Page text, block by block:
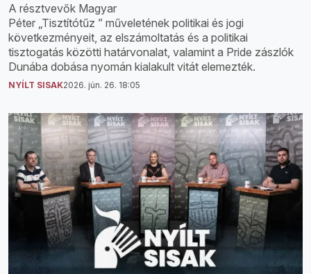
A résztvevők Magyar
Péter „Tisztítótűz ” műveletének politikai és jogi
következményeit, az elszámoltatás és a politikai
tisztogatás közötti határvonalat, valamint a Pride zászlók
Dunába dobása nyomán kialakult vitát elemezték.
NYÍLT SISAK2026. jún. 26. 18:05